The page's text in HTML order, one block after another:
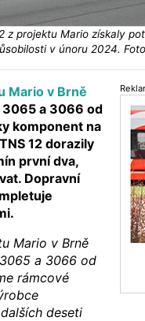
z projektu Mario získaly
v únoru 2024.
Mario v Brně
3065 a 3066 od
komponent na
12 dorazily
první dva,
Dopravní
Mario v Brně
a 3066 od
rámcové
deseti